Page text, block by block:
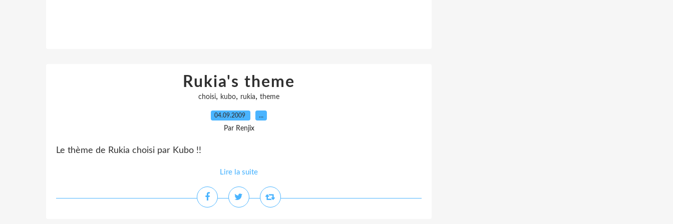
Rukia's theme
choisi, kubo, rukia, theme
04.09.2009 …
Par Renjix
Le thème de Rukia choisi par Kubo !!
Lire la suite